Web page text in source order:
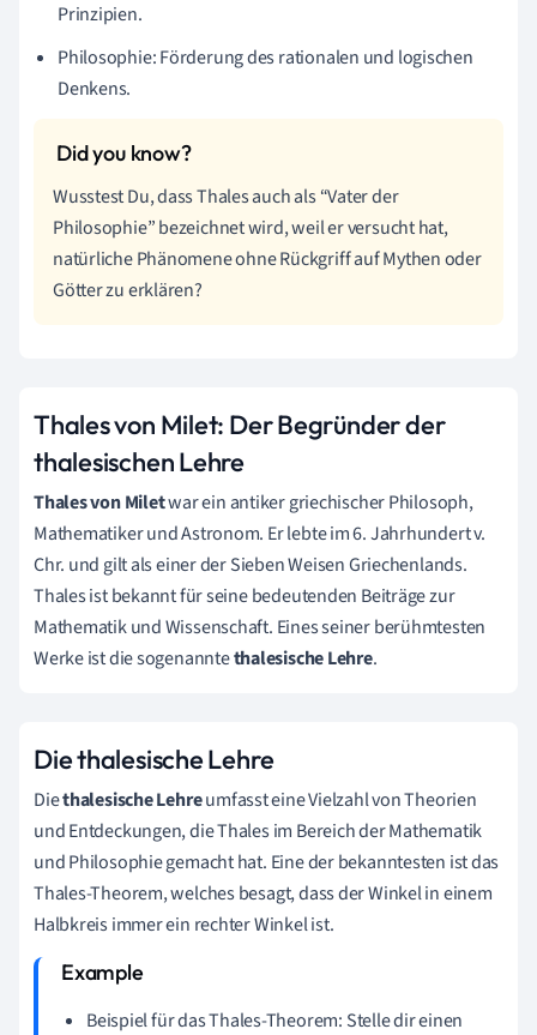
Prinzipien.
Philosophie: Förderung des rationalen und logischen
Denkens.
Wusstest Du, dass Thales auch als “Vater der
Philosophie” bezeichnet wird, weil er versucht hat,
natürliche Phänomene ohne Rückgriff auf Mythen oder
Götter zu erklären?
Thales von Milet: Der Begründer der
thalesischen Lehre
Thales von Miletwar ein antiker griechischer Philosoph,
Mathematiker und Astronom. Er lebte im 6. Jahrhundert v.
Chr. und gilt als einer der Sieben Weisen Griechenlands.
Thales ist bekannt für seine bedeutenden Beiträge zur
Mathematik und Wissenschaft. Eines seiner berühmtesten
Werke ist die sogenanntethalesische Lehre.
Die thalesische Lehre
Diethalesische Lehreumfasst eine Vielzahl von Theorien
und Entdeckungen, die Thales im Bereich der Mathematik
und Philosophie gemacht hat. Eine der bekanntesten ist das
Thales-Theorem, welches besagt, dass der Winkel in einem
Halbkreis immer ein rechter Winkel ist.
Beispiel für das Thales-Theorem: Stelle dir einen